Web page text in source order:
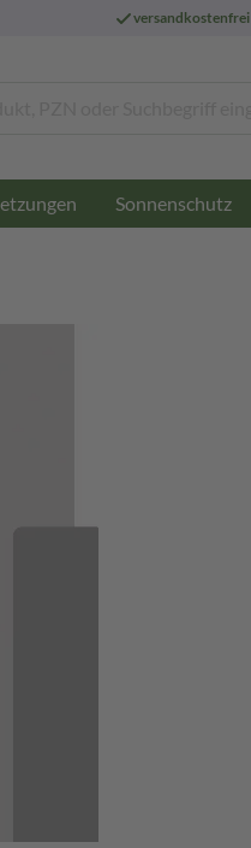
versandkostenfrei
Sonnenschutz